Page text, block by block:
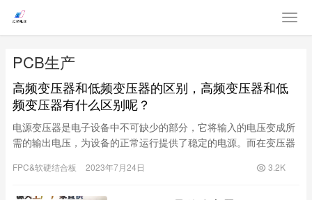
PCB生产
高频变压器和低频变压器的区别，高频变压器和低
频变压器有什么区别呢？
电源变压器是电子设备中不可缺少的部分，它将输入的电压变成所
需的输出电压，为设备的正常运行提供了稳定的电源。而在变压器
不同点，以更好地应对不同的应用需
FPC&软硬结合板 2023年7月24日 3.2K